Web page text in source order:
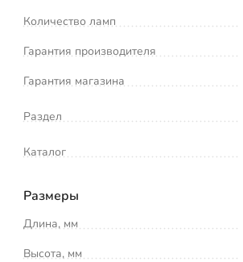
Количество ламп
Гарантия производителя
Гарантия магазина
Раздел
Каталог
Размеры
Длина, мм
Высота, мм